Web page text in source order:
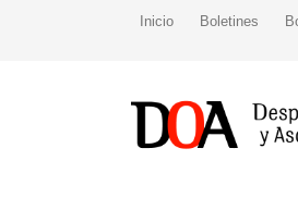
Inicio Boletines